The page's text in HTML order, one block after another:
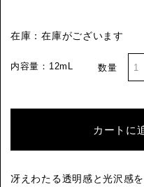
在庫：在庫がございます
内容量：12mL 数量
カートに
冴えわたる透明感と光沢感を